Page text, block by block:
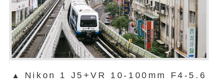
▲ Nikon 1 J5+VR 10-100mm F4-5.6